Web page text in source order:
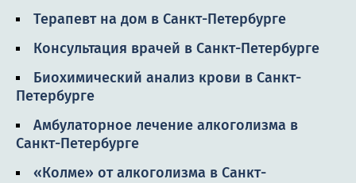
Терапевт на дом в Санкт-Петербурге
Консультация врачей в Санкт-Петербурге
Биохимический анализ крови в Санкт-
Петербурге
Амбулаторное лечение алкоголизма в
Санкт-Петербурге
«Колме» от алкоголизма в Санкт-